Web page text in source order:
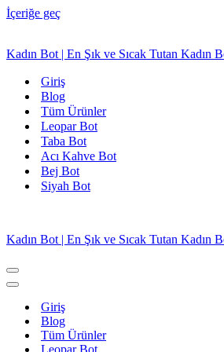
İçeriğe geç
Kadın Bot | En Şık ve Sıcak Tutan Kadın
Giriş
Blog
Tüm Ürünler
Leopar Bot
Taba Bot
Acı Kahve Bot
Bej Bot
Siyah Bot
Kadın Bot | En Şık ve Sıcak Tutan Kadın
Dolaşım
menüsü
Dolaşım
menüsüGiriş
Blog
Tüm Ürünler
Leopar Bot